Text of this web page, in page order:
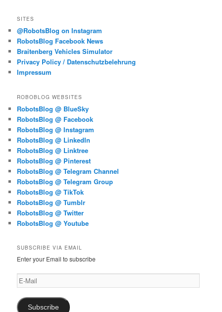
SITES
@RobotsBlog on Instagram
RobotsBlog Facebook News
Braitenberg Vehicles Simulator
Privacy Policy / Datenschutzbelehrung
Impressum
ROBOBLOG WEBSITES
RobotsBlog @ BlueSky
RobotsBlog @ Facebook
RobotsBlog @ Instagram
RobotsBlog @ LinkedIn
RobotsBlog @ Linktree
RobotsBlog @ Pinterest
RobotsBlog @ Telegram Channel
RobotsBlog @ Telegram Group
RobotsBlog @ TikTok
RobotsBlog @ Tumblr
RobotsBlog @ Twitter
RobotsBlog @ Youtube
SUBSCRIBE VIA EMAIL
Enter your Email to subscribe
E-
Mail
Subscribe